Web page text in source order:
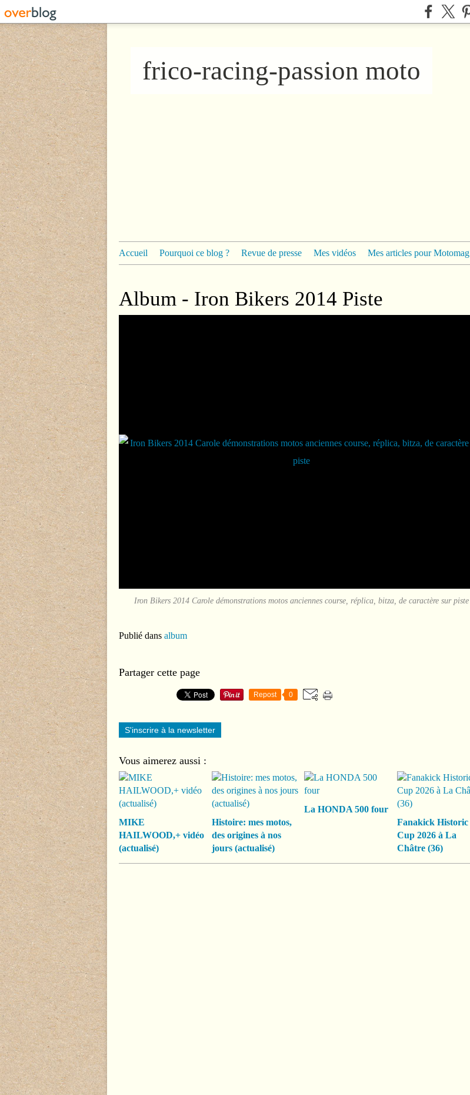
frico-racing-passion moto
Accueil Pourquoi ce blog ? Revue de presse Mes vidéos Mes articles pour Motomag
Album - Iron Bikers 2014 Piste
Iron Bikers 2014 Carole démonstrations motos anciennes course, réplica, bitza, de caractère sur piste
Publié dans album
Partager cette page
Repost 0
S'inscrire à la newsletter
Vous aimerez aussi :
MIKE
HAILWOOD,+ vidéo
(actualisé)
Histoire: mes motos,
des origines à nos
jours (actualisé)
La HONDA 500 four
Fanakick Historic
Cup 2026 à La
Châtre (36)